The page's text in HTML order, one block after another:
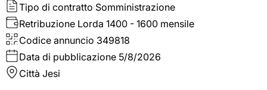
Tipo di contratto Somministrazione
Retribuzione Lorda 1400 - 1600 mensile
Codice annuncio 349818
Data di pubblicazione 5/8/2026
Città Jesi